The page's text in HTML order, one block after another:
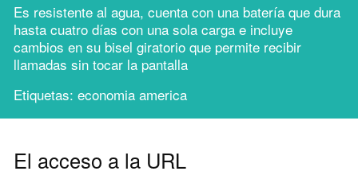
Es resistente al agua, cuenta con una batería que dura
hasta cuatro días con una sola carga e incluye
cambios en su bisel giratorio que permite recibir
llamadas sin tocar la pantalla
Etiquetas: economia america
El acceso a la URL